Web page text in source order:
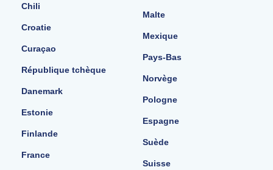
Chili
Croatie
Curaçao
République tchèque
Danemark
Estonie
Finlande
France
Malte
Mexique
Pays-Bas
Norvège
Pologne
Espagne
Suède
Suisse